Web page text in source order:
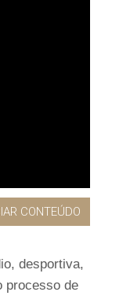
CONTEÚDO
desportiva,
processo de